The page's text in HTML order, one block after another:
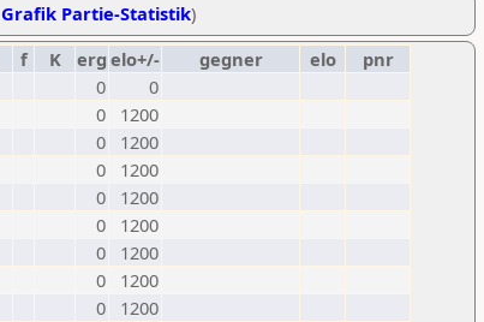
Grafik Partie-Statistik)
f K erg elo+/- gegner elo
pnr
0
0
0
1200
0
1200
0
1200
0
1200
0
1200
0
1200
0
1200
0
1200